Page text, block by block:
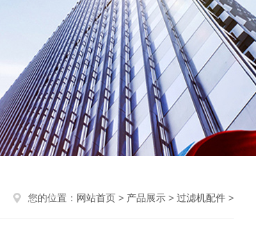
您的位置： 网站首页 > 产品展示 > 过滤机配件 >